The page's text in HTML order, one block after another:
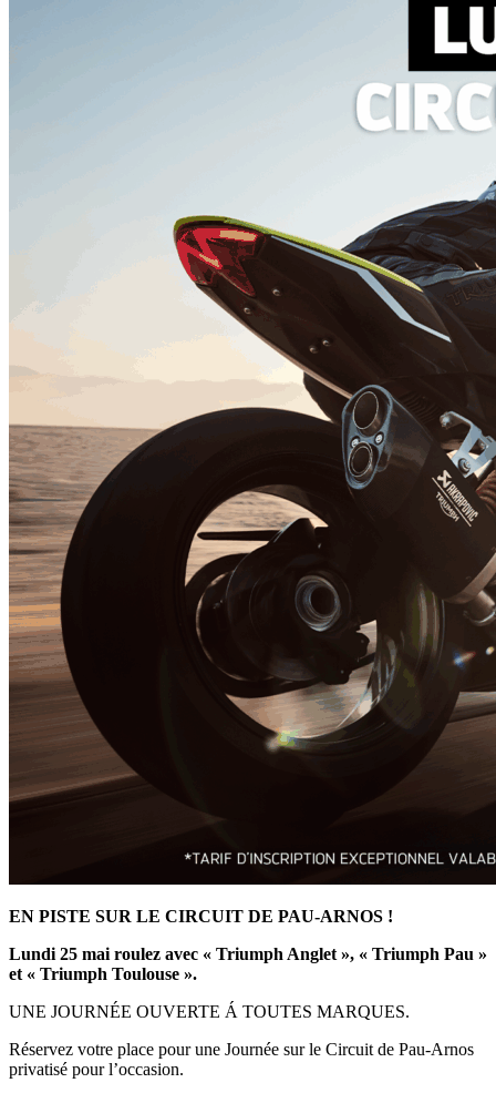
EN PISTE SUR LE CIRCUIT DE PAU-ARNOS !
Lundi 25 mai roulez avec « Triumph Anglet », « Triumph Pau »
et « Triumph Toulouse ».
UNE JOURNÉE OUVERTE Á TOUTES MARQUES.
Réservez votre place pour une Journée sur le Circuit de Pau-Arnos
privatisé pour l’occasion.